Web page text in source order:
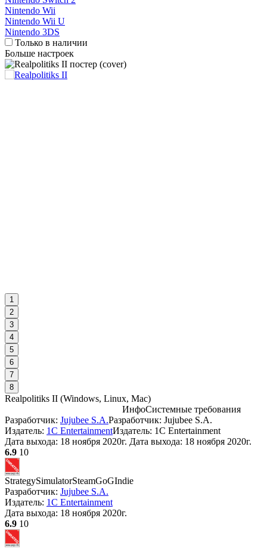
Nintendo Wii
Nintendo Wii U
Nintendo 3DS
Только в наличии
Больше настроек
1
2
3
4
5
6
7
8
Realpolitiks II (Windows, Linux, Mac)
ИнфоСистемные требования
Разработчик: Jujubee S.A.Разработчик: Jujubee S.A.
Издатель: 1C EntertainmentИздатель: 1C Entertainment
Дата выхода: 18 ноября 2020г. Дата выхода: 18 ноября 2020г.
6.9 10
StrategySimulatorSteamGoGIndie
Разработчик: Jujubee S.A.
Издатель: 1C Entertainment
Дата выхода: 18 ноября 2020г.
6.9 10